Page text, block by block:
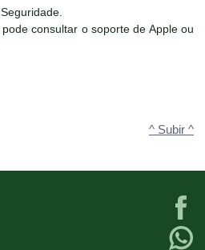
consultar o soporte de Apple ou
^ Subir ^